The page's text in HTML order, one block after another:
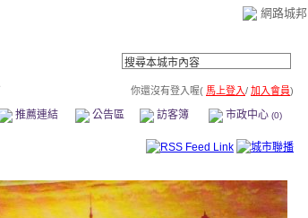
網路城邦
你還沒有登入喔( 馬上登入/ 加入會員)
推薦連結 公告區 訪客簿 市政中心 (0)